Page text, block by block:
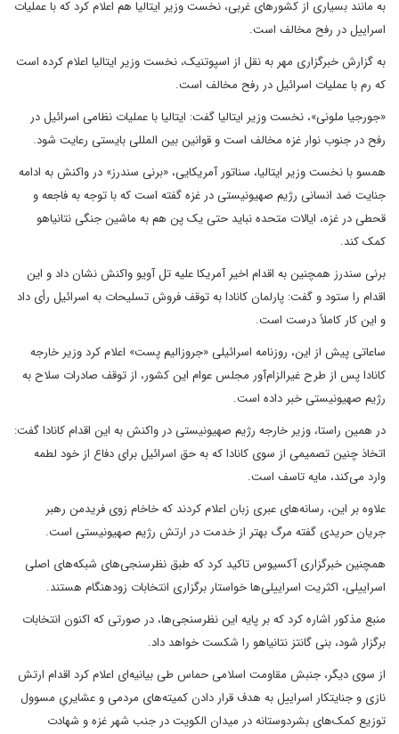
به مانند بسیاری از کشورهای غربی، نخست وزیر ایتالیا هم اعلام کرد که با عملیات
اسراییل در رفح مخالف است.
به گزارش خبرگزاری مهر به نقل از اسپوتنیک، نخست وزیر ایتالیا اعلام کرده است
که رم با عملیات اسرائیل در رفح مخالف است.
«جورجیا ملونی»، نخست وزیر ایتالیا گفت: ایتالیا با عملیات نظامی اسرائیل در
رفح در جنوب نوار غزه مخالف است و قوانین بین المللی بایستی رعایت شود.
همسو با نخست وزیر ایتالیا، سناتور آمریکایی، «برنی سندرز» در واکنش به ادامه
جنایت ضد انسانی رژیم صهیونیستی در غزه گفته است که با توجه به فاجعه و
قحطی در غزه، ایالات متحده نباید حتی یک پن هم به ماشین جنگی نتانیاهو
کمک کند.
برنی سندرز همچنین به اقدام اخیر آمریکا علیه تل آویو واکنش نشان داد و این
اقدام را ستود و گفت: پارلمان کانادا به توقف فروش تسلیحات به اسرائیل رأی داد
و این کار کاملاً درست است.
ساعاتی پیش از این، روزنامه اسرائیلی «جروزالیم پست» اعلام کرد وزیر خارجه
کانادا پس از طرح غیرالزام‌آور مجلس عوام این کشور، از توقف صادرات سلاح به
رژیم صهیونیستی خبر داده است.
در همین راستا، وزیر خارجه رژیم صهیونیستی در واکنش به این اقدام کانادا گفت:
اتخاذ چنین تصمیمی از سوی کانادا که به حق اسرائیل برای دفاع از خود لطمه
وارد می‌کند، مایه تاسف است.
علاوه بر این، رسانه‌های عبری زبان اعلام کردند که خاخام زوی فریدمن رهبر
جریان حریدی گفته مرگ بهتر از خدمت در ارتش رژیم صهیونیستی است.
همچنین خبرگزاری آکسیوس تاکید کرد که طبق نظرسنجی‌های شبکه‌های اصلی
اسراییلی، اکثریت اسراییلی‌ها خواستار برگزاری انتخابات زودهنگام هستند.
منبع مذکور اشاره کرد که بر پایه این نظرسنجی‌ها، در صورتی که اکنون انتخابات
برگزار شود، بنی گانتز نتانیاهو را شکست خواهد داد.
از سوی دیگر، جنبش مقاومت اسلامی حماس طی بیانیه‌ای اعلام کرد اقدام ارتش
نازی و جنایتکار اسراییل به هدف قرار دادن کمیته‌های مردمی و عشایریِ مسوول
توزیع کمک‌های بشردوستانه در میدان الکویت در جنب شهر غزه و شهادت